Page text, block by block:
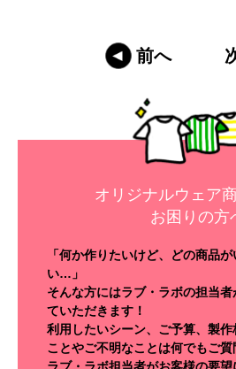
前へ
オリジナルウェア
お困りの方
「何か作りたいけど、どの商品
い…」
そんな方にはラブ・ラボの担当
ていただきます！
利用したいシーン、ご予算、製
ことやご不明なことは何でもご質